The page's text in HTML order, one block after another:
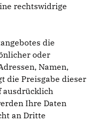
rechtswidrige
die
oder
Namen,
die Preisgabe dieser
ausdrücklich
Ihre Daten
an Dritte